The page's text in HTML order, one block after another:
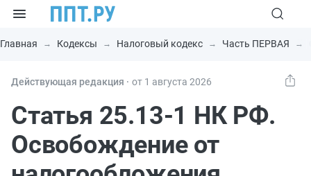
Главная Кодексы Налоговый кодекс Часть ПЕРВАЯ
Действующая редакция ⸱ от 1 августа 2026
Статья 25.13-1 НК РФ.
Освобождение от